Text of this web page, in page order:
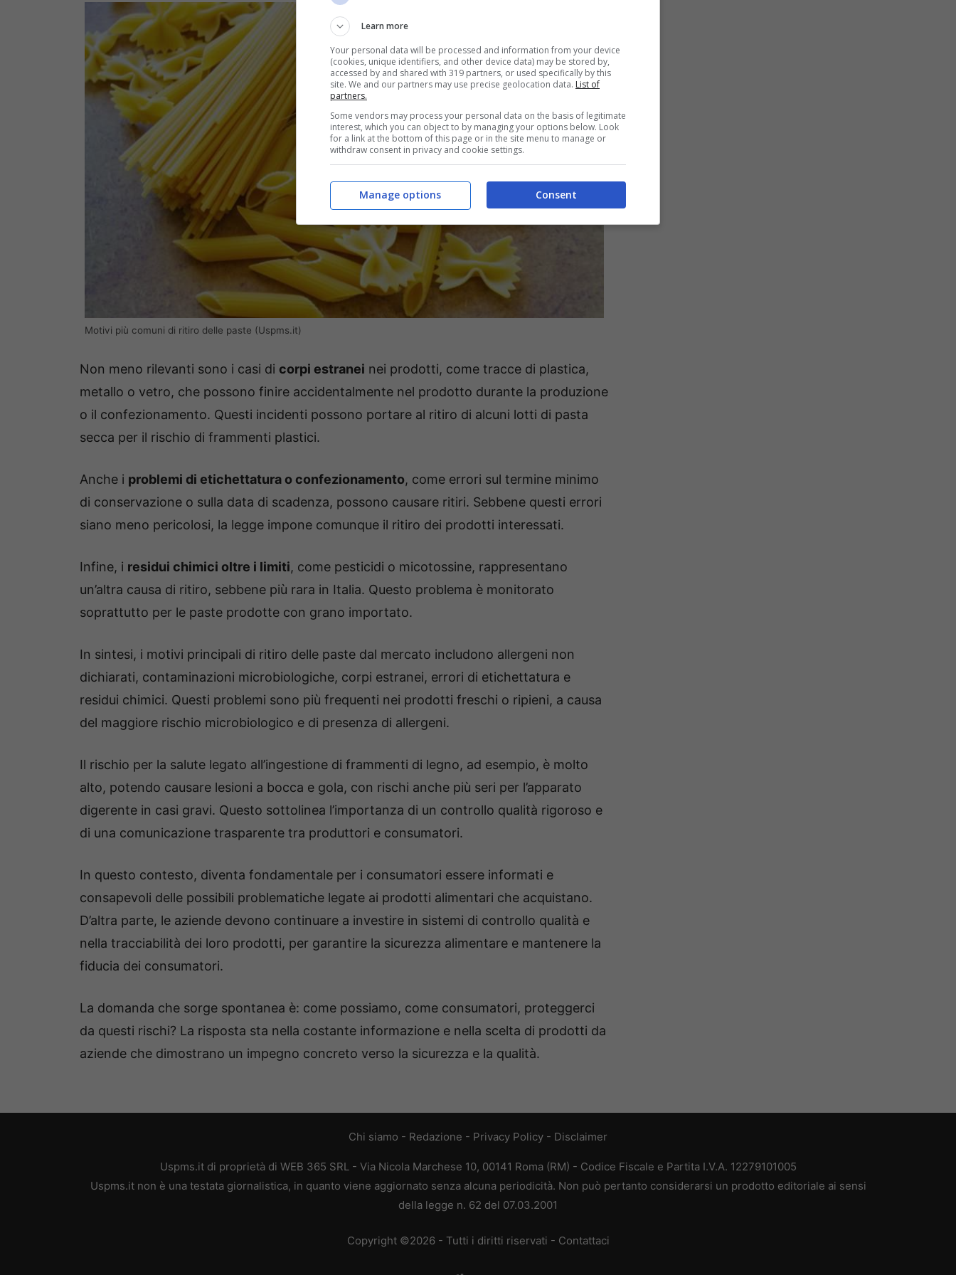
Motivi più comuni di ritiro delle paste (Uspms.it)
Non meno rilevanti sono i casi di corpi estranei nei prodotti, come tracce di plastica,
metallo o vetro, che possono finire accidentalmente nel prodotto durante la produzione
o il confezionamento. Questi incidenti possono portare al ritiro di alcuni lotti di pasta
secca per il rischio di frammenti plastici.
Anche i problemi di etichettatura o confezionamento, come errori sul termine minimo
di conservazione o sulla data di scadenza, possono causare ritiri. Sebbene questi errori
siano meno pericolosi, la legge impone comunque il ritiro dei prodotti interessati.
Infine, i residui chimici oltre i limiti, come pesticidi o micotossine, rappresentano
un’altra causa di ritiro, sebbene più rara in Italia. Questo problema è monitorato
soprattutto per le paste prodotte con grano importato.
In sintesi, i motivi principali di ritiro delle paste dal mercato includono allergeni non
dichiarati, contaminazioni microbiologiche, corpi estranei, errori di etichettatura e
residui chimici. Questi problemi sono più frequenti nei prodotti freschi o ripieni, a causa
del maggiore rischio microbiologico e di presenza di allergeni.
Il rischio per la salute legato all’ingestione di frammenti di legno, ad esempio, è molto
alto, potendo causare lesioni a bocca e gola, con rischi anche più seri per l’apparato
digerente in casi gravi. Questo sottolinea l’importanza di un controllo qualità rigoroso e
di una comunicazione trasparente tra produttori e consumatori.
In questo contesto, diventa fondamentale per i consumatori essere informati e
consapevoli delle possibili problematiche legate ai prodotti alimentari che acquistano.
D’altra parte, le aziende devono continuare a investire in sistemi di controllo qualità e
nella tracciabilità dei loro prodotti, per garantire la sicurezza alimentare e mantenere la
fiducia dei consumatori.
La domanda che sorge spontanea è: come possiamo, come consumatori, proteggerci
da questi rischi? La risposta sta nella costante informazione e nella scelta di prodotti da
aziende che dimostrano un impegno concreto verso la sicurezza e la qualità.
Chi siamo - Redazione - Privacy Policy - Disclaimer
Uspms.it di proprietà di WEB 365 SRL - Via Nicola Marchese 10, 00141 Roma (RM) - Codice Fiscale e Partita I.V.A. 12279101005
Uspms.it non è una testata giornalistica, in quanto viene aggiornato senza alcuna periodicità. Non può pertanto considerarsi un prodotto editoriale ai sensi
della legge n. 62 del 07.03.2001
Copyright ©2026 - Tutti i diritti riservati - Contattaci
Learn more
Your personal data will be processed and information from your device
(cookies, unique identifiers, and other device data) may be stored by,
accessed by and shared with 319 partners, or used specifically by this
site. We and our partners may use precise geolocation data. List of
partners.
Some vendors may process your personal data on the basis of legitimate
interest, which you can object to by managing your options below. Look
for a link at the bottom of this page or in the site menu to manage or
withdraw consent in privacy and cookie settings.
Consent
Manage options